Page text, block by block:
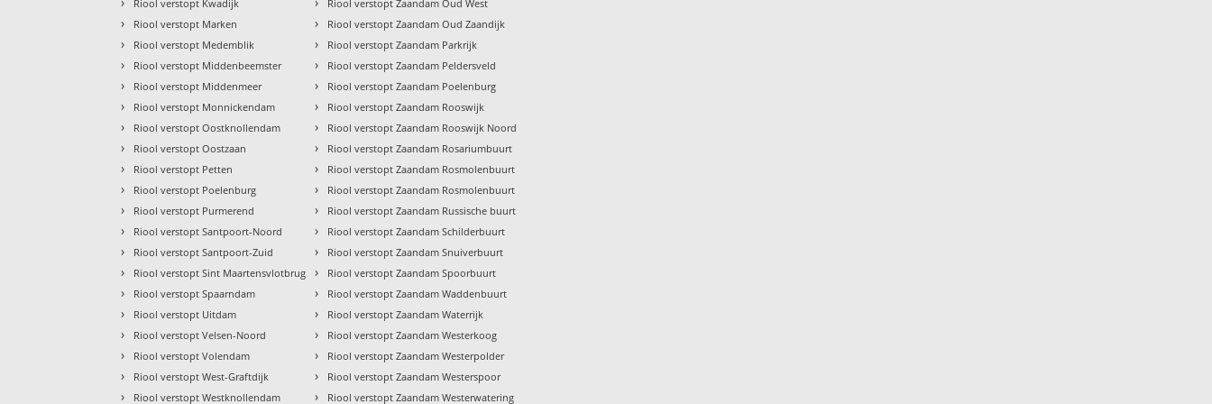
Riool verstopt Kwadijk
› Riool verstopt Marken
› Riool verstopt Medemblik
› Riool verstopt Middenbeemster
› Riool verstopt Middenmeer
› Riool verstopt Monnickendam
› Riool verstopt Oostknollendam
› Riool verstopt Oostzaan
› Riool verstopt Petten
› Riool verstopt Poelenburg
› Riool verstopt Purmerend
› Riool verstopt Santpoort-Noord
› Riool verstopt Santpoort-Zuid
› Riool verstopt Sint Maartensvlotbrug
› Riool verstopt Spaarndam
› Riool verstopt Uitdam
› Riool verstopt Velsen-Noord
› Riool verstopt Volendam
› Riool verstopt West-Graftdijk
› Riool verstopt Westknollendam
Riool verstopt Zaandam Oud West
› Riool verstopt Zaandam Oud Zaandijk
› Riool verstopt Zaandam Parkrijk
› Riool verstopt Zaandam Peldersveld
› Riool verstopt Zaandam Poelenburg
› Riool verstopt Zaandam Rooswijk
› Riool verstopt Zaandam Rooswijk Noord
› Riool verstopt Zaandam Rosariumbuurt
› Riool verstopt Zaandam Rosmolenbuurt
› Riool verstopt Zaandam Rosmolenbuurt
› Riool verstopt Zaandam Russische buurt
› Riool verstopt Zaandam Schilderbuurt
› Riool verstopt Zaandam Snuiverbuurt
› Riool verstopt Zaandam Spoorbuurt
› Riool verstopt Zaandam Waddenbuurt
› Riool verstopt Zaandam Waterrijk
› Riool verstopt Zaandam Westerkoog
› Riool verstopt Zaandam Westerpolder
› Riool verstopt Zaandam Westerspoor
› Riool verstopt Zaandam Westerwatering